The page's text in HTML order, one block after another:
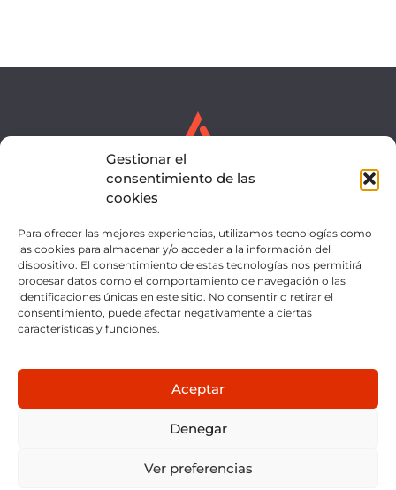
Gestionar el
consentimiento de las
cookies
Para ofrecer las mejores experiencias, utilizamos tecnologías como
las cookies para almacenar y/o acceder a la información del
dispositivo. El consentimiento de estas tecnologías nos permitirá
procesar datos como el comportamiento de navegación o las
identificaciones únicas en este sitio. No consentir o retirar el
consentimiento, puede afectar negativamente a ciertas
características y funciones.
Aceptar
Denegar
Ver preferencias
SERVICIOS EQUIPO
NOTICIAS CONTACTO
INTRANET
CANAL ÉTICO